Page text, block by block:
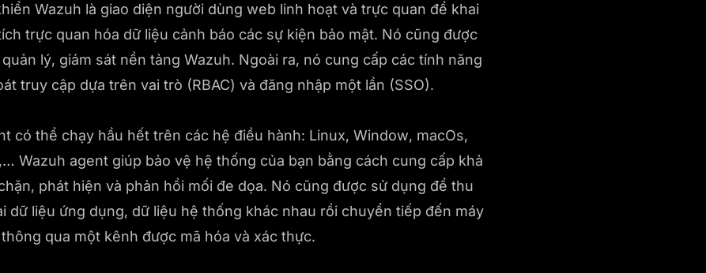
Wazuh là giao diện người dùng web linh hoạt và trực quan để khai
trực quan hóa dữ liệu cảnh báo các sự kiện bảo mật. Nó cũng được
lý, giám sát nền tảng Wazuh. Ngoài ra, nó cung cấp các tính năng
truy cập dựa trên vai trò (RBAC) và đăng nhập một lần (SSO).
có thể chạy hầu hết trên các hệ điều hành: Linux, Window, macOs,
Wazuh agent giúp bảo vệ hệ thống của bạn bằng cách cung cấp khả
phát hiện và phản hồi mối đe dọa. Nó cũng được sử dụng để thu
dữ liệu ứng dụng, dữ liệu hệ thống khác nhau rồi chuyển tiếp đến máy
qua một kênh được mã hóa và xác thực.